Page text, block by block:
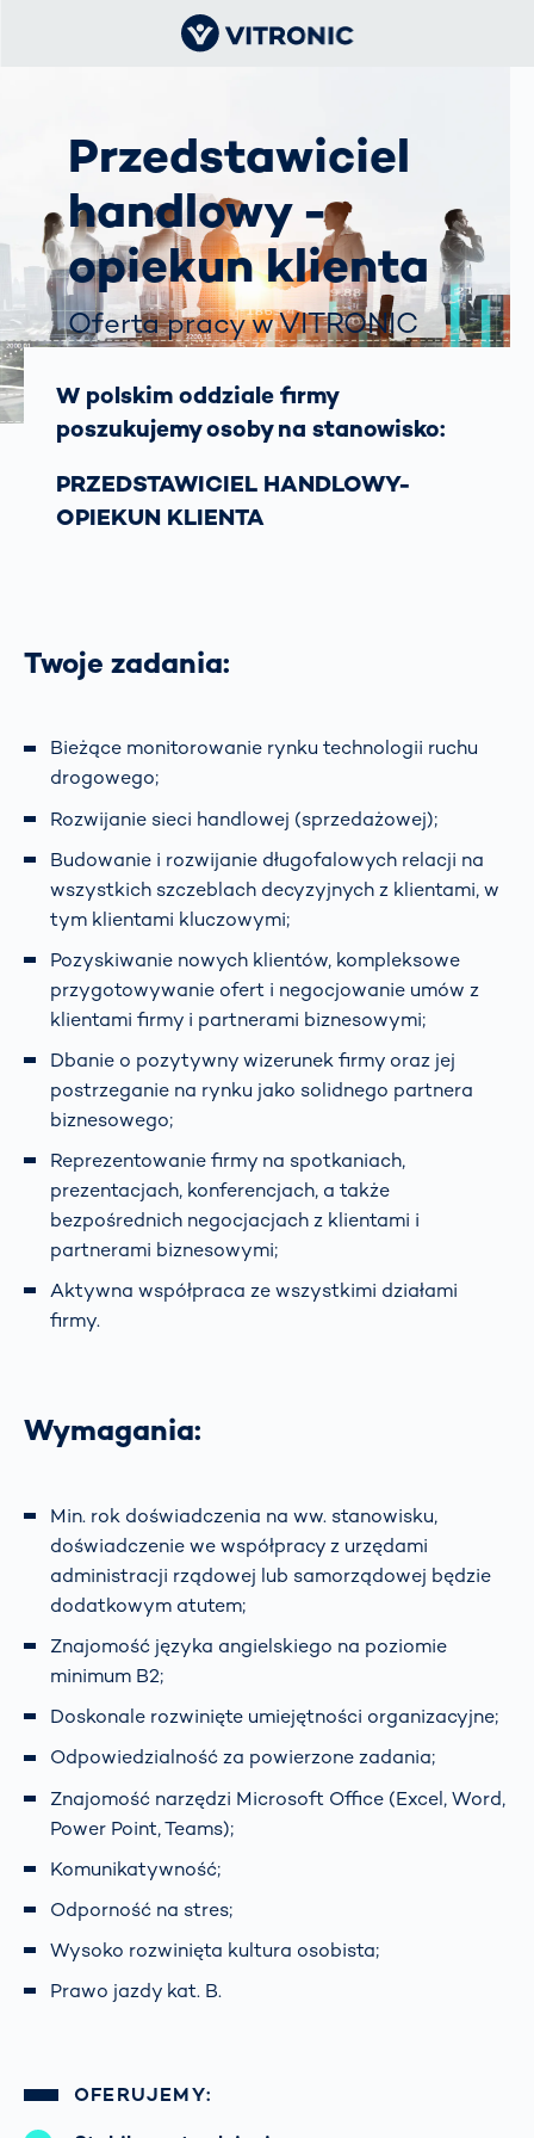
Przedstawiciel
handlowy -
opiekun klienta
Oferta pracy w VITRONIC
W polskim oddziale firmy
poszukujemy osoby na stanowisko:
PRZEDSTAWICIEL HANDLOWY-
OPIEKUN KLIENTA
Twoje zadania:
Bieżące monitorowanie rynku technologii ruchu
drogowego;
Rozwijanie sieci handlowej (sprzedażowej);
Budowanie i rozwijanie długofalowych relacji na
wszystkich szczeblach decyzyjnych z klientami, w
tym klientami kluczowymi;
Pozyskiwanie nowych klientów, kompleksowe
przygotowywanie ofert i negocjowanie umów z
klientami firmy i partnerami biznesowymi;
Dbanie o pozytywny wizerunek firmy oraz jej
postrzeganie na rynku jako solidnego partnera
biznesowego;
Reprezentowanie firmy na spotkaniach,
prezentacjach, konferencjach, a także
bezpośrednich negocjacjach z klientami i
partnerami biznesowymi;
Aktywna współpraca ze wszystkimi działami
firmy.
Wymagania:
Min. rok doświadczenia na ww. stanowisku,
doświadczenie we współpracy z urzędami
administracji rządowej lub samorządowej będzie
dodatkowym atutem;
Znajomość języka angielskiego na poziomie
minimum B2;
Doskonale rozwinięte umiejętności organizacyjne;
Odpowiedzialność za powierzone zadania;
Znajomość narzędzi Microsoft Office (Excel, Word,
Power Point, Teams);
Komunikatywność;
Odporność na stres;
Wysoko rozwinięta kultura osobista;
Prawo jazdy kat. B.
OFERUJEMY: